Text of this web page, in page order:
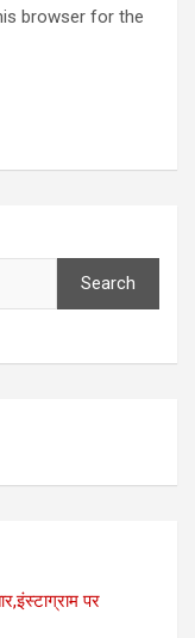
browser for the
Search
पर